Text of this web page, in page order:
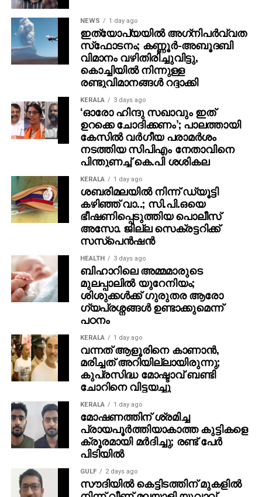
വാരണസി പൊലീസിന്റെ വക്താവ് അറിയിച്ചു. ചടങ്ങില്‍
പ്രധാന താരങ്ങള്‍ ആയിരുന്ന മഹേഷ് ബാബു,
പൃഥ്വിരാജ് സുകുമാരന്‍, പ്രിയങ്ക ചോപ്ര എന്നിവരുടെ
സാന്നിധ്യം ഇവന്റിനെ ദേശീയ തലത്തില്‍ തന്നെ
ശ്രദ്ധേയമാക്കി. ചിത്രത്തില്‍ പ്രിയങ്ക ചോപ്ര
മന്ദാകിനിയായി, പൃഥ്വിരാജ് സുകുമാരന്‍ കുംബയായി
പ്രത്യക്ഷപ്പെടും. 2027ലെ സങ്ക്രാന്തി റിലീസിനായി
‘വാരണസി’ ഒരുക്കപ്പെടുന്നുണ്ട്. എന്നാല്‍
ചിത്രത്തെക്കാള്‍ വലിയ ചര്‍ച്ചയാകുന്നത്
സംവിധായകന്റെ പ്രസ്താവനയും അതിനുശേഷം
ഉയര്‍ന്ന പ്രതിഷേധങ്ങളുമാണ്.
NEWS 1 day ago
ഇത്യോപ്യയില്‍ അഗ്‌നിപര്‍വ്വത
സ്‌ഫോടനം; കണ്ണൂർ-അബൂദബി
വിമാനം വഴിതിരിച്ചുവിട്ടു,
കൊച്ചിയിൽ നിന്നുള്ള
രണ്ടുവിമാനങ്ങൾ റദ്ദാക്കി
KERALA 3 days ago
‘ഓരോ ഹിന്ദു സഖാവും ഇത്
ഉറക്കെ ചോദിക്കണം’; പാലത്തായി
കേസിൽ വർഗീയ പരാമർശം
നടത്തിയ സിപിഎം നേതാവിനെ
പിന്തുണച്ച് കെ.പി ശശികല
KERALA 1 day ago
ശബരിമലയില്‍ നിന്ന് ഡ്യൂട്ടി
കഴിഞ്ഞ് വാ..; സി.പി.ഒയെ
ഭീഷണിപ്പെടുത്തിയ പൊലീസ്
അസോ. ജില്ല സെക്രട്ടറിക്ക്
സസ്‌പെന്‍ഷന്‍
HEALTH 3 days ago
ബിഹാറിലെ അമ്മമാരുടെ
മുലപ്പാലിൽ യുറേനിയം;
ശിശുക്കൾക്ക് ​ഗുരുതര ആരോ​
ഗ്യപ്രശ്നങ്ങൾ ഉണ്ടാക്കുമെന്ന്
പഠനം
KERALA 1 day ago
വന്നത് ആളൂരിനെ കാണാന്‍,
മരിച്ചത് അറിയില്ലായിരുന്നു;
കുപ്രസിദ്ധ മോഷ്ടാവ് ബണ്ടി
ചോറിനെ വിട്ടയച്ചു
KERALA 1 day ago
മോഷണത്തിന് ശ്രമിച്ച
പ്രായപൂര്‍ത്തിയാകാത്ത കുട്ടികളെ
ക്രൂരമായി മര്‍ദിച്ചു; രണ്ട് പേര്‍
പിടിയില്‍
GULF 2 days ago
സൗദിയില്‍ കെട്ടിടത്തിന് മുകളില്‍